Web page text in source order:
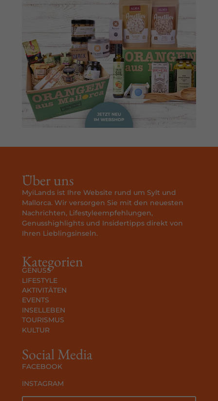
Über uns
MyiLands ist Ihre Website rund um Sylt und
Mallorca. Wir versorgen Sie mit den neuesten
Nachrichten, Lifestyleempfehlungen,
Genusshighlights und Insidertipps direkt von
Ihren Lieblingsinseln.
Kategorien
GENUSS
LIFESTYLE
AKTIVITÄTEN
EVENTS
INSELLEBEN
TOURISMUS
KULTUR
Social Media
FACEBOOK
INSTAGRAM